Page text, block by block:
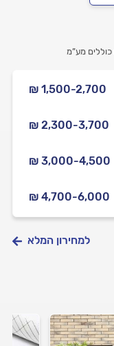
מע”מ
₪ 1,500-2,700
₪ 2,300-3,700
₪ 3,000-4,500
₪ 4,700-6,000
למחירון המלא